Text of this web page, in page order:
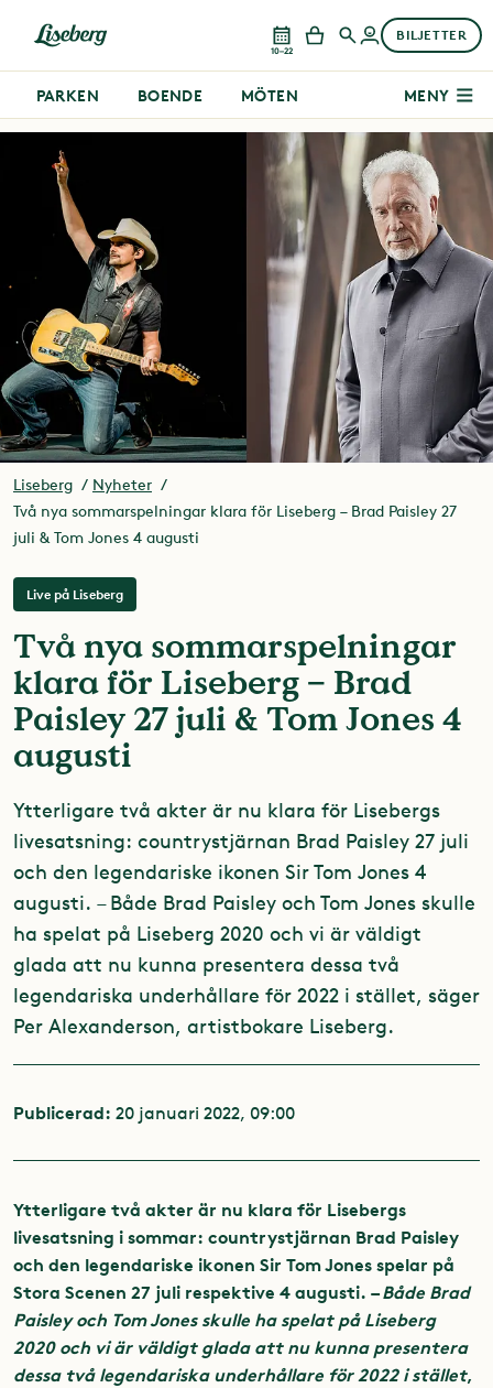
10–22
BILJETTER
PARKEN BOENDE MÖTEN MENY
Liseberg
Nyheter
Två nya sommarspelningar klara för Liseberg – Brad Paisley 27
juli & Tom Jones 4 augusti
Live på Liseberg
Två nya sommarspelningar
klara för Liseberg – Brad
Paisley 27 juli & Tom Jones 4
augusti
Ytterligare två akter är nu klara för Lisebergs
livesatsning: countrystjärnan Brad Paisley 27 juli
och den legendariske ikonen Sir Tom Jones 4
augusti. – Både Brad Paisley och Tom Jones skulle
ha spelat på Liseberg 2020 och vi är väldigt
glada att nu kunna presentera dessa två
legendariska underhållare för 2022 i stället, säger
Per Alexanderson, artistbokare Liseberg.
Publicerad: 20 januari 2022, 09:00
Ytterligare två akter är nu klara för Lisebergs
livesatsning i sommar: countrystjärnan Brad Paisley
och den legendariske ikonen Sir Tom Jones spelar på
Stora Scenen 27 juli respektive 4 augusti. –Både Brad
Paisley och Tom Jones skulle ha spelat på Liseberg
2020 och vi är väldigt glada att nu kunna presentera
dessa två legendariska underhållare för 2022 i stället,